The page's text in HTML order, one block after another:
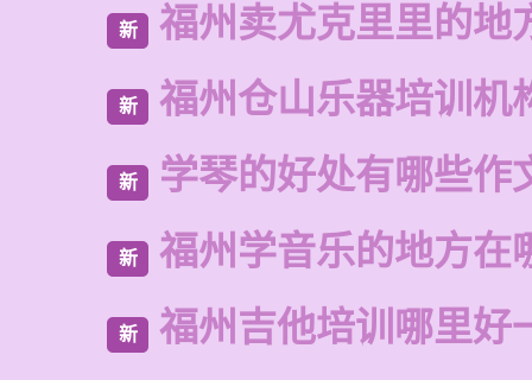
新 福州卖尤克里里的地
新 福州仓山乐器培训机
新 学琴的好处有哪些作
新 福州学音乐的地方在
新 福州吉他培训哪里好